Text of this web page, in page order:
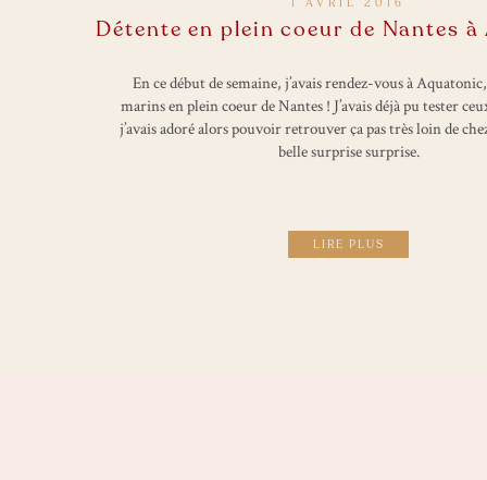
LIRE PLUS
En ce début de semaine, j’avais rendez-vous à
marins en plein coeur de Nantes ! J’avais déjà pu tester
j’avais adoré alors pouvoir retrouver ça pas très loin de
belle surprise surprise.
1 AVRIL 2016
Détente en plein coeur de Nantes